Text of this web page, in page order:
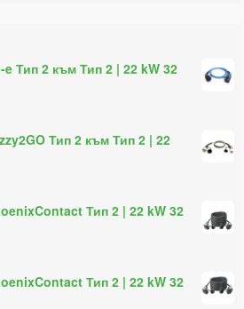
Тип 2 към Тип 2 | 22 kW 32
Тип 2 към Тип 2 | 22
Тип 2 | 22 kW 32
Тип 2 | 22 kW 32